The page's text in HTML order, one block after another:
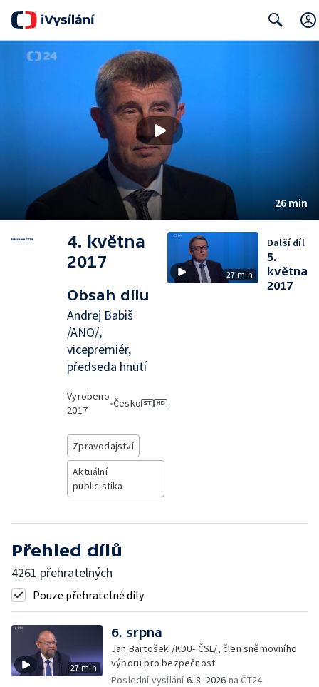
26 min
4. května
2017
Obsah dílu
Andrej Babiš
/ANO/,
vicepremiér,
předseda hnutí
Vyrobeno
2017
•Česko
Zpravodajství
Aktuální
publicistika
27 min
Další díl
5.
května
2017
Přehled dílů
4261 přehratelných
Pouze přehratelné díly
27 min
6. srpna
Jan Bartošek /KDU- ČSL/, člen sněmovního
výboru pro bezpečnost
Poslední vysílání6. 8. 2026 na ČT24